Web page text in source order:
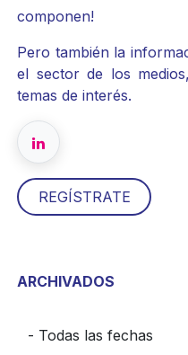
componen!
Pero también la
el sector de los
temas de interés.
​​REGÍSTRATE
ARCHIVADOS